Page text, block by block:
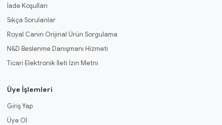
İade Koşulları
Sıkça Sorulanlar
Royal Canin Orijinal Ürün Sorgulama
N&D Beslenme Danışmanı Hizmeti
Ticari Elektronik İleti İzin Metni
Üye İşlemleri
Giriş Yap
Üye Ol